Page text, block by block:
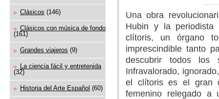
Clásicos (146)
Clásicos con música de fondo
(161)
Grandes viajeros (9)
La ciencia fácil y entretenida
(32)
Historia del Arte Español (60)
Una obra
Hubin y la periodista
clítoris, un órgano
imprescindible tanto
descubrir todos los
Infravalorado,
el clítoris es el gran
femenino relegado a